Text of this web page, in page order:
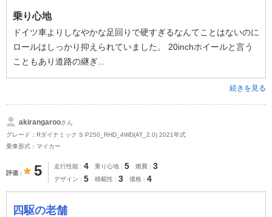
乗り心地
ドイツ車よりしなやかな足回りで硬すぎるなんてことはないのに
ロールはしっかり抑えられていました。 20inchホイールと言う
こともあり道路の継ぎ...
続きを見る
akirangarooさん
グレード：Rダイナミック S P250_RHD_4WD(AT_2.0) 2021年式
乗車形式：マイカー
評価 5 走行性能 4 乗り心地 5 燃費 3
デザイン 5 積載性 3 価格 4
四駆の老舗